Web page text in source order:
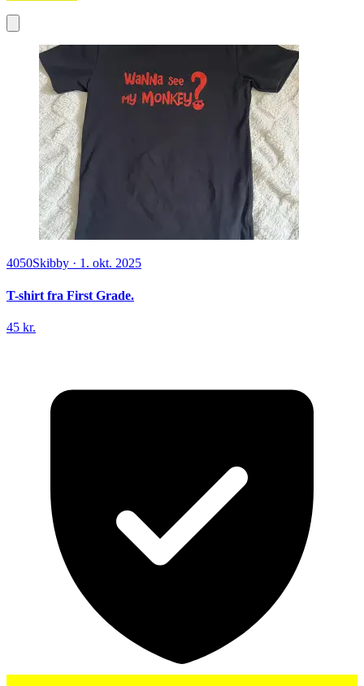
4050Skibby · 1. okt. 2025
T-shirt fra First Grade.
45 kr.